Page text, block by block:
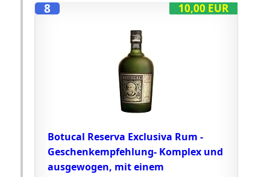
10,00 EUR
8
Botucal Reserva Exclusiva Rum -
Geschenkempfehlung- Komplex und
ausgewogen, mit einem